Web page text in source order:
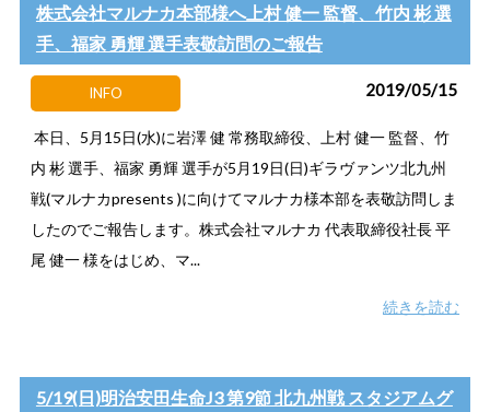
株式会社マルナカ本部様へ上村 健一 監督、竹内 彬 選
手、福家 勇輝 選手表敬訪問のご報告
INFO 2019/05/15
本日、5月15日(水)に岩澤 健 常務取締役、上村 健一 監督、竹
内 彬 選手、福家 勇輝 選手が5月19日(日)ギラヴァンツ北九州
戦(マルナカpresents )に向けてマルナカ様本部を表敬訪問しま
したのでご報告します。株式会社マルナカ 代表取締役社長 平
尾 健一 様をはじめ、マ...
続きを読む
5/19(日)明治安田生命J3 第9節 北九州戦 スタジアムグ